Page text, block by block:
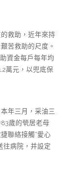
救助，近年來持
苦救助的尺度。
資金每戶每年均
萬元，以兜底保
年三月，采油三
歲的煢居老母
聯絡接觸“愛心
往病院，并設定